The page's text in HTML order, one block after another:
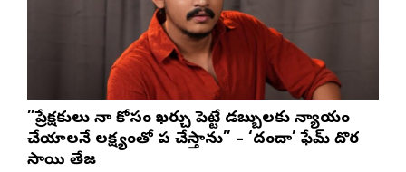
”ప్రేక్షకులు నా కోసం ఖర్చు పెట్టే డబ్బులకు న్యాయం
చేయాలనే లక్ష్యంతో పని చేస్తాను” – ‘దందా’ ఫేమ్ దొర
సాయి తేజ